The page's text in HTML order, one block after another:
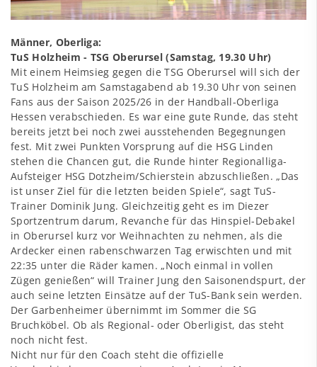
Männer, Oberliga:
TuS Holzheim - TSG Oberursel (Samstag, 19.30 Uhr)
Mit einem Heimsieg gegen die TSG Oberursel will sich der
TuS Holzheim am Samstagabend ab 19.30 Uhr von seinen
Fans aus der Saison 2025/26 in der Handball-Oberliga
Hessen verabschieden. Es war eine gute Runde, das steht
bereits jetzt bei noch zwei ausstehenden Begegnungen
fest. Mit zwei Punkten Vorsprung auf die HSG Linden
stehen die Chancen gut, die Runde hinter Regionalliga-
Aufsteiger HSG Dotzheim/Schierstein abzuschließen. „Das
ist unser Ziel für die letzten beiden Spiele“, sagt TuS-
Trainer Dominik Jung. Gleichzeitig geht es im Diezer
Sportzentrum darum, Revanche für das Hinspiel-Debakel
in Oberursel kurz vor Weihnachten zu nehmen, als die
Ardecker einen rabenschwarzen Tag erwischten und mit
22:35 unter die Räder kamen. „Noch einmal in vollen
Zügen genießen“ will Trainer Jung den Saisonendspurt, der
auch seine letzten Einsätze auf der TuS-Bank sein werden.
Der Garbenheimer übernimmt im Sommer die SG
Bruchköbel. Ob als Regional- oder Oberligist, das steht
noch nicht fest.
Nicht nur für den Coach steht die offizielle